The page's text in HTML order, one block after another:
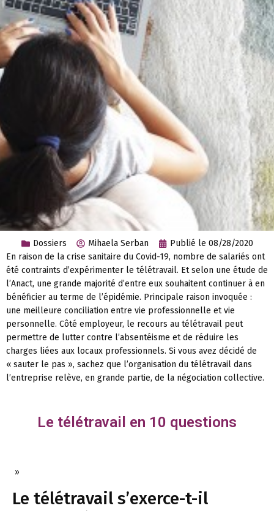
Dossiers Mihaela Serban Publié le 08/28/2020
En raison de la crise sanitaire du Covid-19, nombre de salariés ont
été contraints d’expérimenter le télétravail. Et selon une étude de
l’Anact, une grande majorité d’entre eux souhaitent continuer à en
bénéficier au terme de l’épidémie. Principale raison invoquée :
une meilleure conciliation entre vie professionnelle et vie
personnelle. Côté employeur, le recours au télétravail peut
permettre de lutter contre l’absentéisme et de réduire les
charges liées aux locaux professionnels. Si vous avez décidé de
« sauter le pas », sachez que l’organisation du télétravail dans
l’entreprise relève, en grande partie, de la négociation collective.
Le télétravail en 10 questions
»
Le télétravail s’exerce-t-il